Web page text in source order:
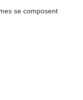
se composent